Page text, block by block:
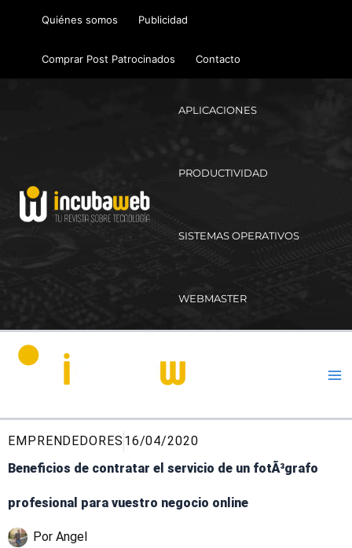
Quiénes somos Publicidad
Comprar Post Patrocinados Contacto
APLICACIONES
PRODUCTIVIDAD
SISTEMAS OPERATIVOS
WEBMASTER
EMPRENDEDORES 16/04/2020
Beneficios de contratar el servicio de un fotÃ³grafo
profesional para vuestro negocio online
Por Angel